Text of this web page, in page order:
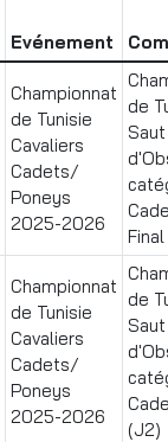
Evénement
Championnat
de Tunisie
Cavaliers
Cadets/
Poneys
2025-2026
de
Saut
Final
Championnat
de Tunisie
Cavaliers
Cadets/
Poneys
2025-2026
de
Saut
(J2)